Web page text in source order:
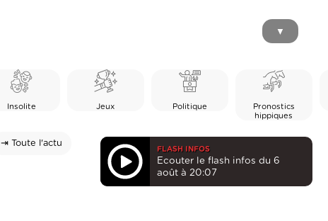
▼
Insolite Jeux Politique
Pronostics
hippiques
⇥ Toute l'actu
FLASH INFOS
Ecouter le flash infos du 6
août à 20:07